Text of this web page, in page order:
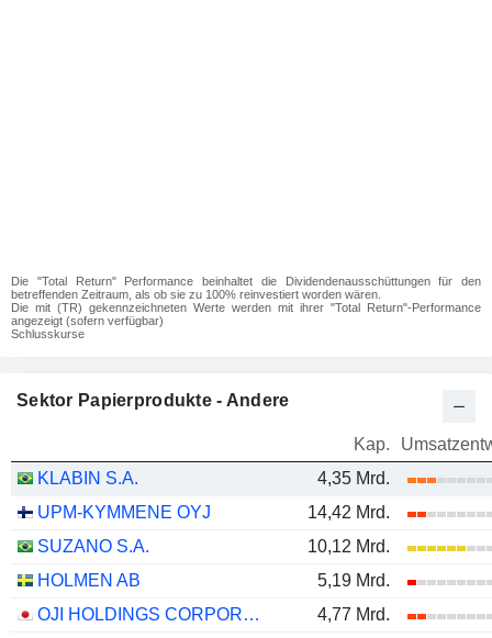
Die "Total Return" Performance beinhaltet die Dividendenausschüttungen für den
betreffenden Zeitraum, als ob sie zu 100% reinvestiert worden wären.
Die mit (TR) gekennzeichneten Werte werden mit ihrer "Total Return"-Performance
angezeigt (sofern verfügbar)
Schlusskurse
Sektor Papierprodukte - Andere
Kap.
KLABIN S.A.
4,35 Mrd.
UPM-KYMMENE OYJ
14,42 Mrd.
SUZANO S.A.
10,12 Mrd.
HOLMEN AB
5,19 Mrd.
OJI HOLDINGS CORPORATION
4,77 Mrd.